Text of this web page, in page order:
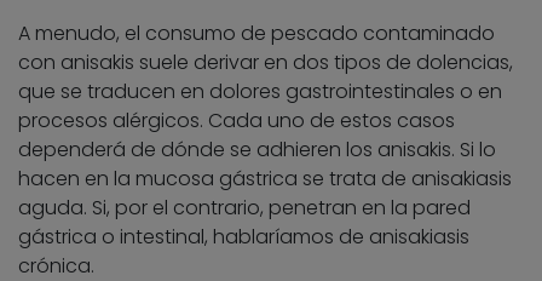
A menudo, el consumo de pescado contaminado
con anisakis suele derivar en dos tipos de dolencias,
que se traducen en dolores gastrointestinales o en
procesos alérgicos. Cada uno de estos casos
dependerá de dónde se adhieren los anisakis. Si lo
hacen en la mucosa gástrica se trata de anisakiasis
aguda. Si, por el contrario, penetran en la pared
gástrica o intestinal, hablaríamos de anisakiasis
crónica.